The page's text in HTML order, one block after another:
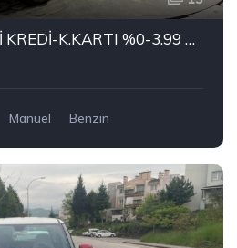
TAMAMINA TİCARİ KREDİ-K.KARTI %0-3.99 ÇEK-2.99 SENET-ÇKS SATIŞ
Manuel
Benzin